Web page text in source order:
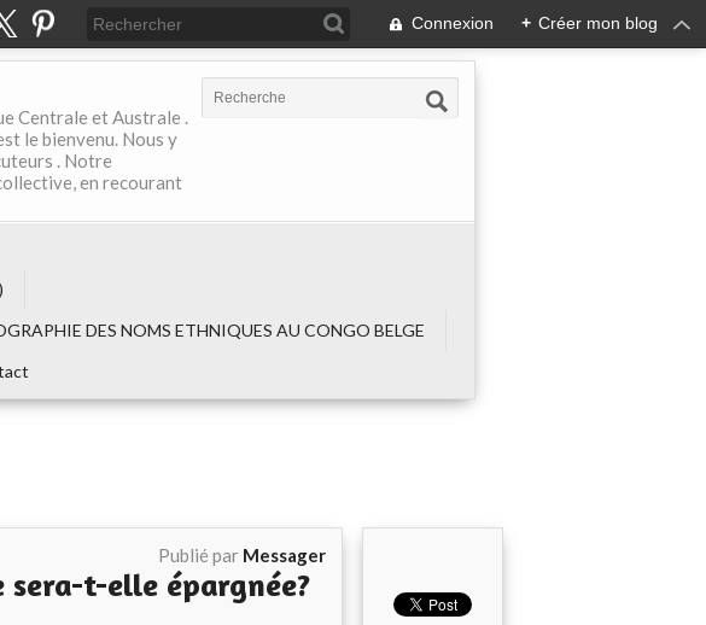
Connexion + Créer mon blog
Centrale et Australe .
le bienvenu. Nous y
. Notre
en recourant
DES NOMS ETHNIQUES AU CONGO BELGE
Publié par Messager
t-elle épargnée?